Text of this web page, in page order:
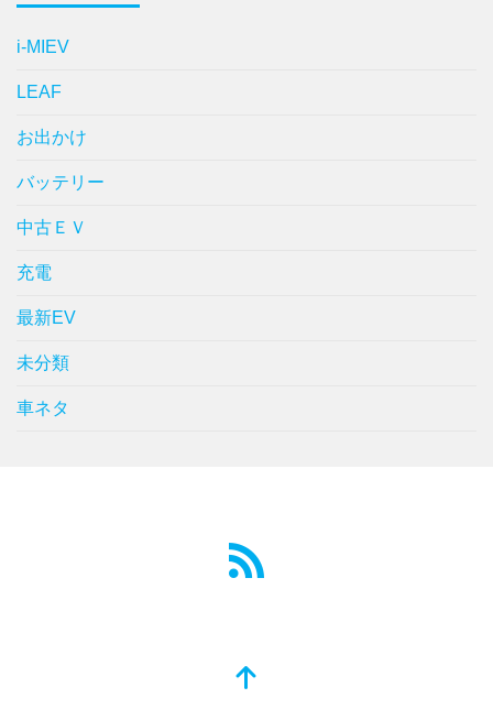
i-MIEV
LEAF
お出かけ
バッテリー
中古ＥＶ
充電
最新EV
未分類
車ネタ